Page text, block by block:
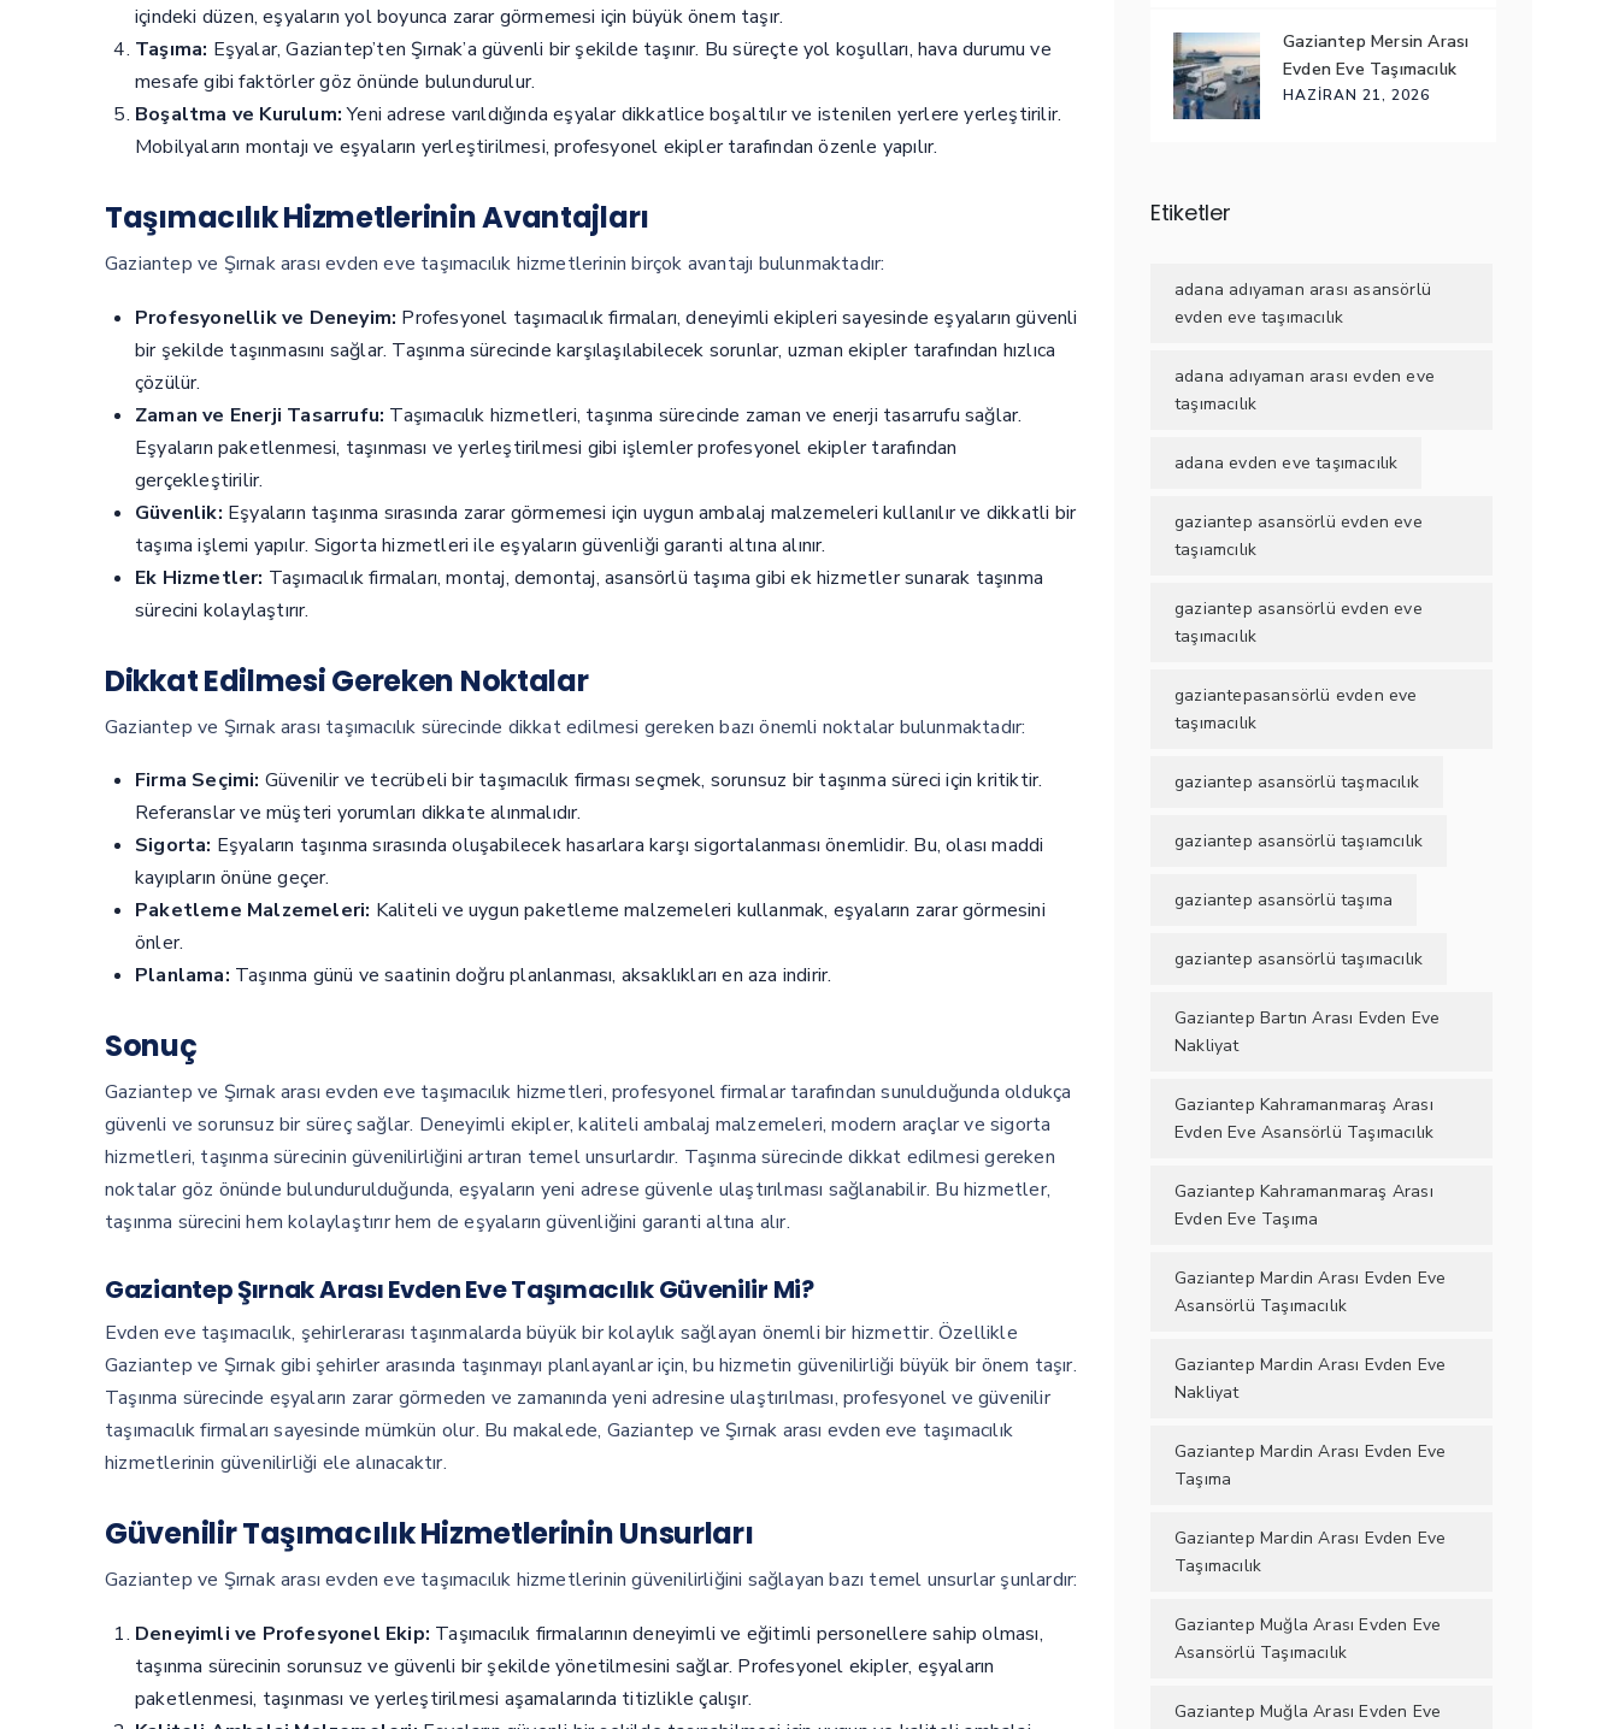
içindeki düzen, eşyaların yol boyunca zarar görmemesi için büyük önem taşır.
Taşıma: Eşyalar, Gaziantep’ten Şırnak’a güvenli bir şekilde taşınır. Bu süreçte yol koşulları, hava durumu ve
mesafe gibi faktörler göz önünde bulundurulur.
Boşaltma ve Kurulum:Yeni adrese varıldığında eşyalar dikkatlice boşaltılır ve istenilen yerlere yerleştirilir.
Mobilyaların montajı ve eşyaların yerleştirilmesi, profesyonel ekipler tarafından özenle yapılır.
Taşımacılık Hizmetlerinin Avantajları
Gaziantep ve Şırnak arası evden eve taşımacılık hizmetlerinin birçok avantajı bulunmaktadır:
Profesyonellik ve Deneyim: Profesyonel taşımacılık firmaları, deneyimli ekipleri sayesinde eşyaların güvenli
bir şekilde taşınmasını sağlar. Taşınma sürecinde karşılaşılabilecek sorunlar, uzman ekipler tarafından hızlıca
çözülür.
Zaman ve Enerji Tasarrufu: Taşımacılık hizmetleri, taşınma sürecinde zaman ve enerji tasarrufu sağlar.
Eşyaların paketlenmesi, taşınması ve yerleştirilmesi gibi işlemler profesyonel ekipler tarafından
gerçekleştirilir.
Güvenlik: Eşyaların taşınma sırasında zarar görmemesi için uygun ambalaj malzemeleri kullanılır ve dikkatli bir
taşıma işlemi yapılır. Sigorta hizmetleri ile eşyaların güvenliği garanti altına alınır.
Ek Hizmetler: Taşımacılık firmaları, montaj, demontaj, asansörlü taşıma gibi ek hizmetler sunarak taşınma
sürecini kolaylaştırır.
Dikkat Edilmesi Gereken Noktalar
Gaziantep ve Şırnak arası taşımacılık sürecinde dikkat edilmesi gereken bazı önemli noktalar bulunmaktadır:
Firma Seçimi: Güvenilir ve tecrübeli bir taşımacılık firması seçmek, sorunsuz bir taşınma süreci için kritiktir.
Referanslar ve müşteri yorumları dikkate alınmalıdır.
Sigorta: Eşyaların taşınma sırasında oluşabilecek hasarlara karşı sigortalanması önemlidir. Bu, olası maddi
kayıpların önüne geçer.
Paketleme Malzemeleri: Kaliteli ve uygun paketleme malzemeleri kullanmak, eşyaların zarar görmesini
önler.
Planlama: Taşınma günü ve saatinin doğru planlanması, aksaklıkları en aza indirir.
Sonuç
Gaziantep ve Şırnak arası evden eve taşımacılık hizmetleri, profesyonel firmalar tarafından sunulduğunda oldukça
güvenli ve sorunsuz bir süreç sağlar. Deneyimli ekipler, kaliteli ambalaj malzemeleri, modern araçlar ve sigorta
hizmetleri, taşınma sürecinin güvenilirliğini artıran temel unsurlardır. Taşınma sürecinde dikkat edilmesi gereken
noktalar göz önünde bulundurulduğunda, eşyaların yeni adrese güvenle ulaştırılması sağlanabilir. Bu hizmetler,
taşınma sürecini hem kolaylaştırır hem de eşyaların güvenliğini garanti altına alır.
Gaziantep Şırnak Arası Evden Eve Taşımacılık Güvenilir Mi?
Evden eve taşımacılık, şehirlerarası taşınmalarda büyük bir kolaylık sağlayan önemli bir hizmettir. Özellikle
Gaziantep ve Şırnak gibi şehirler arasında taşınmayı planlayanlar için, bu hizmetin güvenilirliği büyük bir önem taşır.
Taşınma sürecinde eşyaların zarar görmeden ve zamanında yeni adresine ulaştırılması, profesyonel ve güvenilir
taşımacılık firmaları sayesinde mümkün olur. Bu makalede, Gaziantep ve Şırnak arası evden eve taşımacılık
hizmetlerinin güvenilirliği ele alınacaktır.
Güvenilir Taşımacılık Hizmetlerinin Unsurları
Gaziantep ve Şırnak arası evden eve taşımacılık hizmetlerinin güvenilirliğini sağlayan bazı temel unsurlar şunlardır:
Deneyimli ve Profesyonel Ekip: Taşımacılık firmalarının deneyimli ve eğitimli personellere sahip olması,
taşınma sürecinin sorunsuz ve güvenli bir şekilde yönetilmesini sağlar. Profesyonel ekipler, eşyaların
paketlenmesi, taşınması ve yerleştirilmesi aşamalarında titizlikle çalışır.
Gaziantep Mersin Arası
Evden Eve Taşımacılık
HAZIRAN 21, 2026
Etiketler
adana adıyaman arası asansörlü
evden eve taşımacılık
adana adıyaman arası evden eve
taşımacılık
adana evden eve taşımacılık
gaziantep asansörlü evden eve
taşıamcılık
gaziantep asansörlü evden eve
taşımacılık
gaziantepasansörlü evden eve
taşımacılık
gaziantep asansörlü taşmacılık
gaziantep asansörlü taşıamcılık
gaziantep asansörlü taşıma
gaziantep asansörlü taşımacılık
Gaziantep Bartın Arası Evden Eve
Nakliyat
Gaziantep Kahramanmaraş Arası
Evden Eve Asansörlü Taşımacılık
Gaziantep Kahramanmaraş Arası
Evden Eve Taşıma
Gaziantep Mardin Arası Evden Eve
Asansörlü Taşımacılık
Gaziantep Mardin Arası Evden Eve
Nakliyat
Gaziantep Mardin Arası Evden Eve
Taşıma
Gaziantep Mardin Arası Evden Eve
Taşımacılık
Gaziantep Muğla Arası Evden Eve
Asansörlü Taşımacılık
Gaziantep Muğla Arası Evden Eve